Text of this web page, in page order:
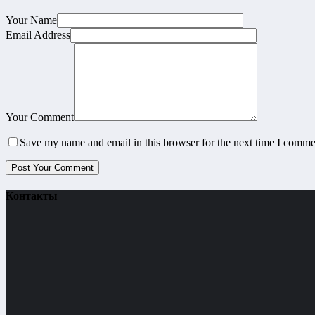
Your Name
Email Address
Your Comment
Save my name and email in this browser for the next time I
Контакты